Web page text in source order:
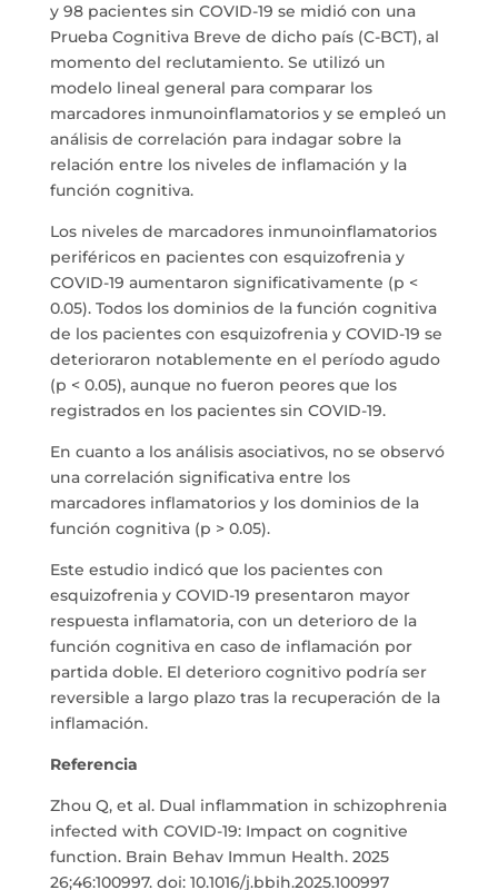
y 98 pacientes sin COVID-19 se midió con una
Prueba Cognitiva Breve de dicho país (C-BCT), al
momento del reclutamiento. Se utilizó un
modelo lineal general para comparar los
marcadores inmunoinflamatorios y se empleó un
análisis de correlación para indagar sobre la
relación entre los niveles de inflamación y la
función cognitiva.
Los niveles de marcadores inmunoinflamatorios
periféricos en pacientes con esquizofrenia y
COVID-19 aumentaron significativamente (p <
0.05). Todos los dominios de la función cognitiva
de los pacientes con esquizofrenia y COVID-19 se
deterioraron notablemente en el período agudo
(p < 0.05), aunque no fueron peores que los
registrados en los pacientes sin COVID-19.
En cuanto a los análisis asociativos, no se observó
una correlación significativa entre los
marcadores inflamatorios y los dominios de la
función cognitiva (p > 0.05).
Este estudio indicó que los pacientes con
esquizofrenia y COVID-19 presentaron mayor
respuesta inflamatoria, con un deterioro de la
función cognitiva en caso de inflamación por
partida doble. El deterioro cognitivo podría ser
reversible a largo plazo tras la recuperación de la
inflamación.
Referencia
Zhou Q, et al. Dual inflammation in schizophrenia
infected with COVID-19: Impact on cognitive
function. Brain Behav Immun Health. 2025
26;46:100997. doi: 10.1016/j.bbih.2025.100997